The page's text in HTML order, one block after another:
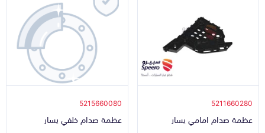
5211660280
عظمة صدام امامي يسار
5215660080
عظمة صدام خلفي يسار